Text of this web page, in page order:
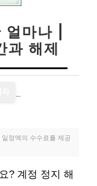
마나 |
과 해제
정액의 수수료를 제공
? 계정 정지 해